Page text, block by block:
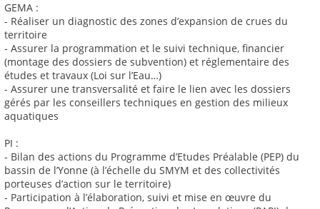
GEMA :
- Réaliser un diagnostic des zones d’expansion de crues du
territoire
- Assurer la programmation et le suivi technique, financier
(montage des dossiers de subvention) et réglementaire des
études et travaux (Loi sur l’Eau…)
- Assurer une transversalité et faire le lien avec les dossiers
gérés par les conseillers techniques en gestion des milieux
aquatiques
PI :
- Bilan des actions du Programme d’Etudes Préalable (PEP) du
bassin de l’Yonne (à l’échelle du SMYM et des collectivités
porteuses d’action sur le territoire)
- Participation à l’élaboration, suivi et mise en œuvre du